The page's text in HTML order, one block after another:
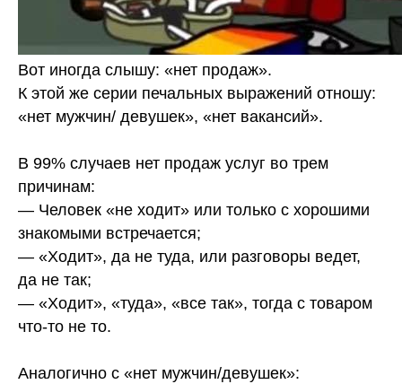
Вот иногда слышу: «нет продаж».
К этой же серии печальных выражений отношу:
«нет мужчин/ девушек», «нет вакансий».
В 99% случаев нет продаж услуг во трем
причинам:
— Человек «не ходит» или только с хорошими
знакомыми встречается;
— «Ходит», да не туда, или разговоры ведет,
да не так;
— «Ходит», «туда», «все так», тогда с товаром
что-то не то.
Аналогично с «нет мужчин/девушек»: